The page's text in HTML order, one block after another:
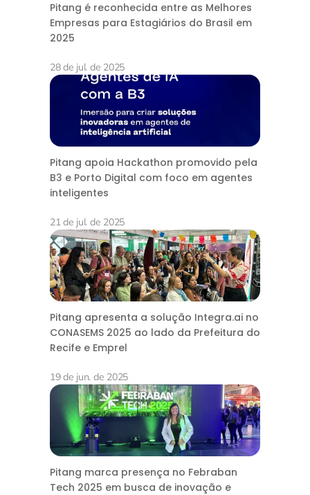
Pitang é reconhecida entre as Melhores
Empresas para Estagiários do Brasil em
2025
28 de jul. de 2025
Pitang apoia Hackathon promovido pela
B3 e Porto Digital com foco em agentes
inteligentes
21 de jul. de 2025
Pitang apresenta a solução Integra.ai no
CONASEMS 2025 ao lado da Prefeitura do
Recife e Emprel
19 de jun. de 2025
Pitang marca presença no Febraban
Tech 2025 em busca de inovação e